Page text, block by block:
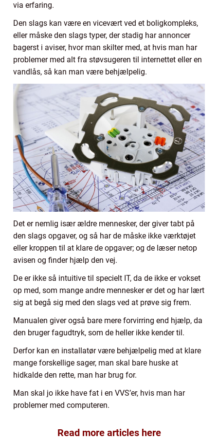
via erfaring.
Den slags kan være en vicevært ved et boligkompleks,
eller måske den slags typer, der stadig har annoncer
bagerst i aviser, hvor man skilter med, at hvis man har
problemer med alt fra støvsugeren til internettet eller en
vandlås, så kan man være behjælpelig.
Det er nemlig især ældre mennesker, der giver tabt på
den slags opgaver, og så har de måske ikke værktøjet
eller kroppen til at klare de opgaver; og de læser netop
avisen og finder hjælp den vej.
De er ikke så intuitive til specielt IT, da de ikke er vokset
op med, som mange andre mennesker er det og har lært
sig at begå sig med den slags ved at prøve sig frem.
Manualen giver også bare mere forvirring end hjælp, da
den bruger fagudtryk, som de heller ikke kender til.
Derfor kan en installatør være behjælpelig med at klare
mange forskellige sager, man skal bare huske at
hidkalde den rette, man har brug for.
Man skal jo ikke have fat i en VVS’er, hvis man har
problemer med computeren.
Read more articles here